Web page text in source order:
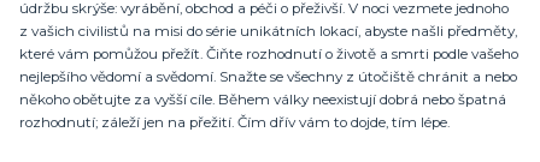
údržbu skrýše: vyrábění, obchod a péči o přeživší. V noci vezmete jednoho
z vašich civilistů na misi do série unikátních lokací, abyste našli předměty,
které vám pomůžou přežít. Čiňte rozhodnutí o životě a smrti podle vašeho
nejlepšího vědomí a svědomí. Snažte se všechny z útočiště chránit a nebo
někoho obětujte za vyšší cíle. Během války neexistují dobrá nebo špatná
rozhodnutí; záleží jen na přežití. Čím dřív vám to dojde, tím lépe.